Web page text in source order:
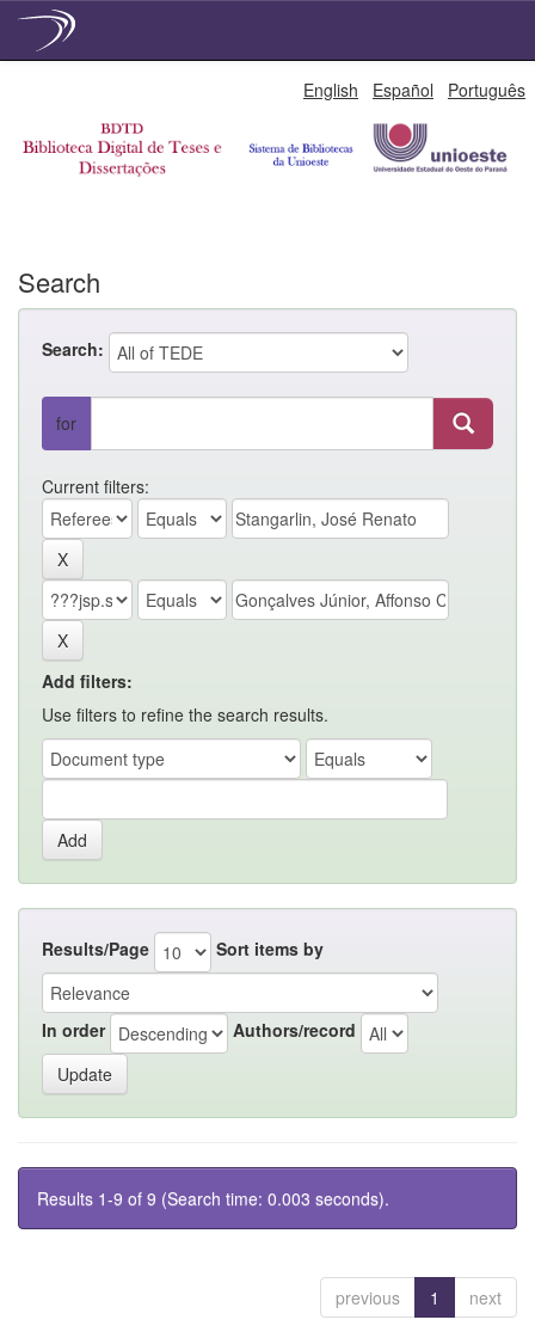
English Español Português
Search
Search:
for
Current filters:
Add filters:
Use filters to refine the search results.
Results/Page Sort items by
In order Authors/record
Results 1-9 of 9 (Search time: 0.003 seconds).
previous 1 next